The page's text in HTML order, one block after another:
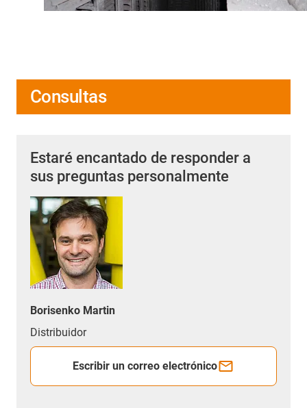
Consultas
Estaré encantado de responder a
sus preguntas personalmente
Borisenko Martin
Distribuidor
Escribir un correo electrónico